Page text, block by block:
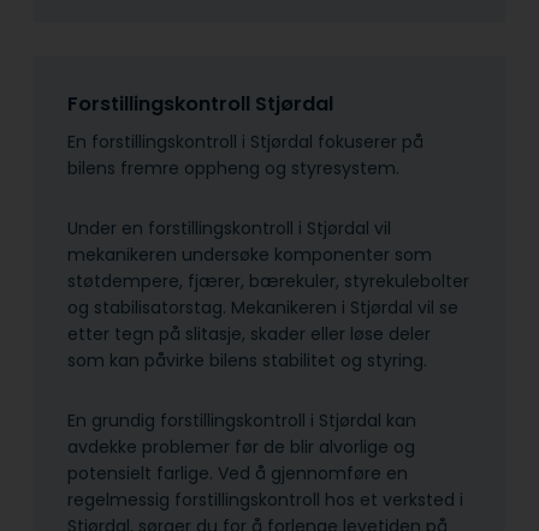
Forstillingskontroll Stjørdal
En forstillingskontroll i Stjørdal fokuserer på
bilens fremre oppheng og styresystem.
Under en forstillingskontroll i Stjørdal vil
mekanikeren undersøke komponenter som
støtdempere, fjærer, bærekuler, styrekulebolter
og stabilisatorstag. Mekanikeren i Stjørdal vil se
etter tegn på slitasje, skader eller løse deler
som kan påvirke bilens stabilitet og styring.
En grundig forstillingskontroll i Stjørdal kan
avdekke problemer før de blir alvorlige og
potensielt farlige. Ved å gjennomføre en
regelmessig forstillingskontroll hos et verksted i